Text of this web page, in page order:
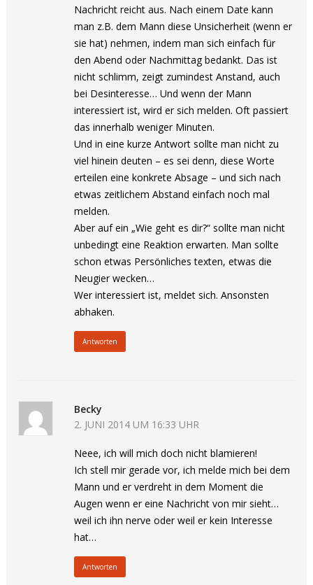
Nachricht reicht aus. Nach einem Date kann
man z.B. dem Mann diese Unsicherheit (wenn er
sie hat) nehmen, indem man sich einfach für
den Abend oder Nachmittag bedankt. Das ist
nicht schlimm, zeigt zumindest Anstand, auch
bei Desinteresse… Und wenn der Mann
interessiert ist, wird er sich melden. Oft passiert
das innerhalb weniger Minuten.
Und in eine kurze Antwort sollte man nicht zu
viel hinein deuten – es sei denn, diese Worte
erteilen eine konkrete Absage – und sich nach
etwas zeitlichem Abstand einfach noch mal
melden.
Aber auf ein „Wie geht es dir?“ sollte man nicht
unbedingt eine Reaktion erwarten. Man sollte
schon etwas Persönliches texten, etwas die
Neugier wecken…
Wer interessiert ist, meldet sich. Ansonsten
abhaken.
Antworten
Becky
2. JUNI 2014 UM 16:33 UHR
Neee, ich will mich doch nicht blamieren!
Ich stell mir gerade vor, ich melde mich bei dem
Mann und er verdreht in dem Moment die
Augen wenn er eine Nachricht von mir sieht…
weil ich ihn nerve oder weil er kein Interesse
hat…
Antworten